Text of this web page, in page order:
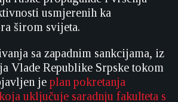
usmjerenih ka
širom svijeta.
sa zapadnim sankcijama, iz
Vlade Republike Srpske tokom
je plan pokretanja
uključuje saradnju fakulteta s